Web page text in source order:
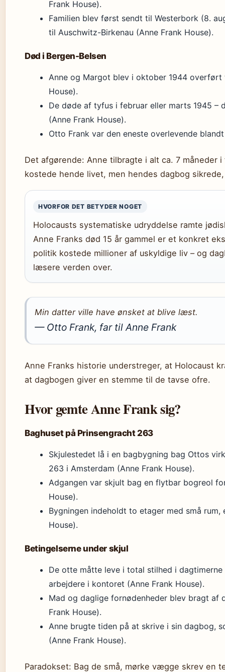
Frank House).
Familien blev først sendt til Westerbork (8.
til Auschwitz-Birkenau (Anne Frank House).
Død i Bergen-Belsen
Anne og Margot blev i oktober 1944 overført
House).
De døde af tyfus i februar eller marts 1945
(Anne Frank House).
Otto Frank var den eneste overlevende
Det afgørende: Anne tilbragte i alt ca. 7 måneder
kostede hende livet, men hendes dagbog
HVORFOR DET BETYDER NOGET
Holocausts systematiske udryddelse ramte
Anne Franks død 15 år gammel er et konkret
politik kostede millioner af uskyldige liv – og
læsere verden over.
Min datter ville have ønsket at blive læst.
— Otto Frank, far til Anne Frank
Anne Franks historie understreger, at Holocaust
at dagbogen giver en stemme til de tavse ofre.
Hvor gemte Anne Frank sig?
Baghuset på Prinsengracht 263
Skjulestedet lå i en bagbygning bag Ottos
263 i Amsterdam (Anne Frank House).
Adgangen var skjult bag en flytbar bogreol
House).
Bygningen indeholdt to etager med små
House).
Betingelserne under skjul
De otte måtte leve i total stilhed i
arbejdere i kontoret (Anne Frank House).
Mad og daglige fornødenheder blev bragt af
Frank House).
Anne brugte tiden på at skrive i sin dagbog,
(Anne Frank House).
Paradokset: Bag de små, mørke vægge skrev en